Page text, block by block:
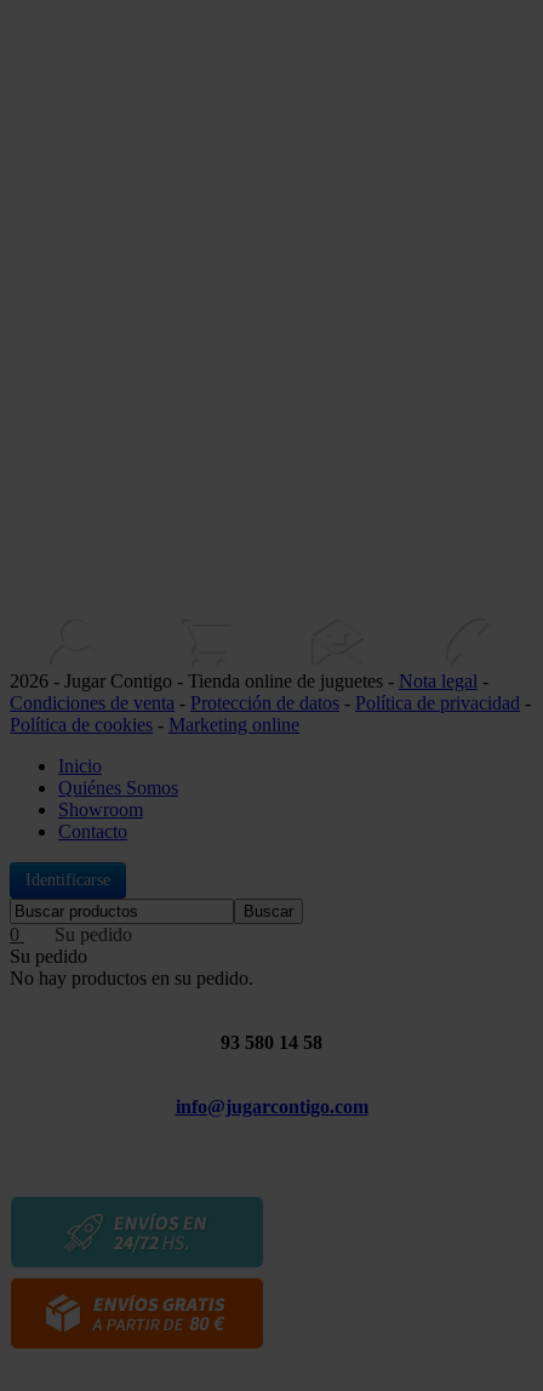
2026 - Jugar Contigo - Tienda online de juguetes - Nota legal -
Condiciones de venta - Protección de datos - Política de privacidad -
Política de cookies - Marketing online
Inicio
Quiénes Somos
Showroom
Contacto
Identificarse
Buscar
0
Su pedido
No hay productos en su pedido.
93 580 14 58
info@jugarcontigo.com